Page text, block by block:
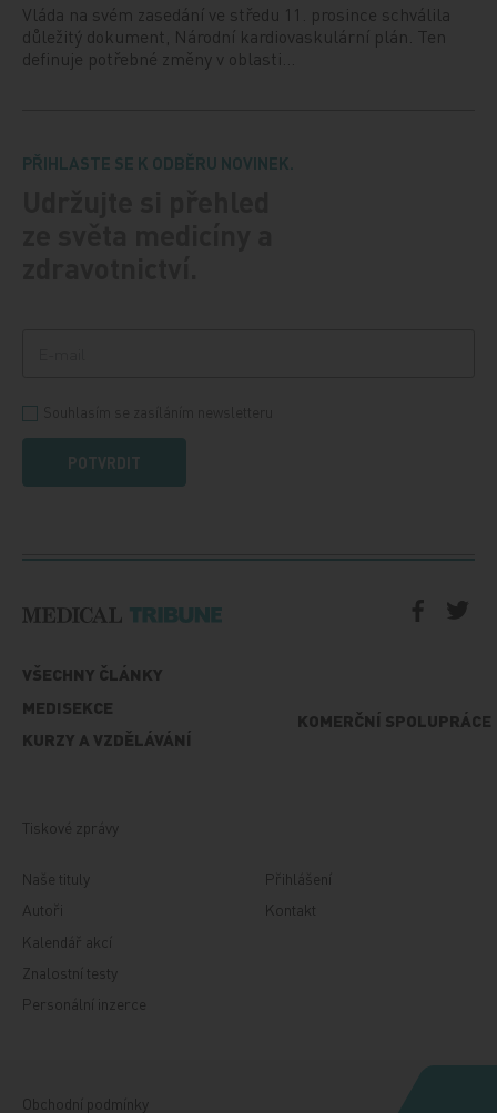
Vláda na svém zasedání ve středu 11. prosince schválila
důležitý dokument, Národní kardiovaskulární plán. Ten
definuje potřebné změny v oblasti…
PŘIHLASTE SE K ODBĚRU NOVINEK.
POTVRDIT
VŠECHNY ČLÁNKY
MEDISEKCE
KURZY A VZDĚLÁVÁNÍ
KOMERČNÍ SPOLUPRÁCE
Tiskové zprávy
Naše tituly
Autoři
Kalendář akcí
Znalostní testy
Personální inzerce
Přihlášení
Kontakt
Obchodní podmínky